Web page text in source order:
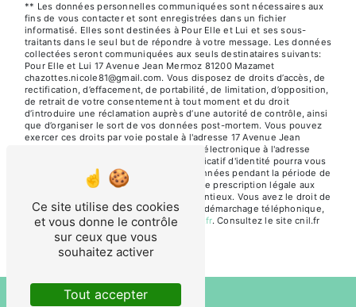
** Les données personnelles communiquées sont nécessaires aux
fins de vous contacter et sont enregistrées dans un fichier
informatisé. Elles sont destinées à Pour Elle et Lui et ses sous-
traitants dans le seul but de répondre à votre message. Les données
collectées seront communiquées aux seuls destinataires suivants:
Pour Elle et Lui 17 Avenue Jean Mermoz 81200 Mazamet
chazottes.nicole81@gmail.com. Vous disposez de droits d’accès, de
rectification, d’effacement, de portabilité, de limitation, d’opposition,
de retrait de votre consentement à tout moment et du droit
d’introduire une réclamation auprès d’une autorité de contrôle, ainsi
que d’organiser le sort de vos données post-mortem. Vous pouvez
exercer ces droits par voie postale à l'adresse 17 Avenue Jean
Mermoz 81200 Mazamet ou par courrier électronique à l'adresse
chazottes.nicole81@gmail.com. Un justificatif d'identité pourra vous
être demandé. Nous conservons vos données pendant la période de
prise de contact puis pendant la durée de prescription légale aux
fins probatoires et de gestion des contentieux. Vous avez le droit de
vous inscrire sur la liste d'opposition au démarchage téléphonique,
disponible à cette adresse:Bloctel.gouv.fr. Consultez le site cnil.fr
pour plus d’informations sur vos droits.
Ce site utilise des cookies
et vous donne le contrôle
sur ceux que vous
souhaitez activer
Tout accepter